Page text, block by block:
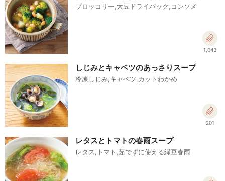
ブロッコリー,大豆ドライパック,コンソメ
1,043
しじみとキャベツのあっさりスープ
冷凍しじみ,キャベツ,カットわかめ
201
レタスとトマトの春雨スープ
レタス,トマト,茹でずに使える緑豆春雨